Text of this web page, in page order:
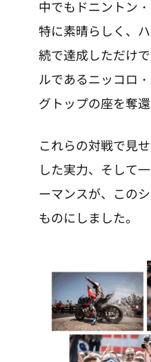
中でもドニントン
特に素晴らしく、
続で達成しただけ
ルであるニッコロ
グトップの座を奪還
これらの対戦で見
した実力、そして
ーマンスが、この
ものにしました。